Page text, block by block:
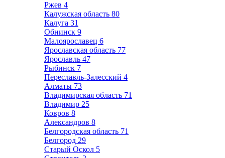
Ржев 4
Калужская область 80
Калуга 31
Обнинск 9
Малоярославец 6
Ярославская область 77
Ярославль 47
Рыбинск 7
Переславль-Залесский 4
Алматы 73
Владимирская область 71
Владимир 25
Ковров 8
Александров 8
Белгородская область 71
Белгород 29
Старый Оскол 5